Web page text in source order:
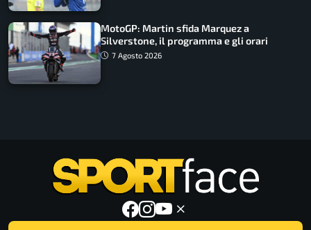
MotoGP: Martin sfida Marquez a
Silverstone, il programma e gli orari
7 Agosto 2026